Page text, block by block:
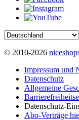
© 2010-2026
Impressum und
Datenschutz
Allgemeine
Datenschutz-
Abo-Verträge